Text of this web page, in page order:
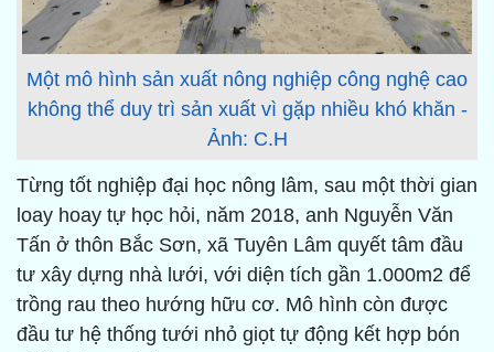
Một mô hình sản xuất nông nghiệp công nghệ cao
không thể duy trì sản xuất vì gặp nhiều khó khăn -
Ảnh: C.H
Từng tốt nghiệp đại học nông lâm, sau một thời gian
loay hoay tự học hỏi, năm 2018, anh Nguyễn Văn
Tấn ở thôn Bắc Sơn, xã Tuyên Lâm quyết tâm đầu
tư xây dựng nhà lưới, với diện tích gần 1.000m2 để
trồng rau theo hướng hữu cơ. Mô hình còn được
đầu tư hệ thống tưới nhỏ giọt tự động kết hợp bón